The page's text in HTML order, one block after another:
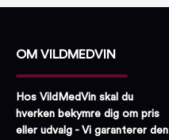
OM VILDMEDVIN
Hos VildMedVin skal du
hverken bekymre dig om pris
eller udvalg - Vi garanterer den